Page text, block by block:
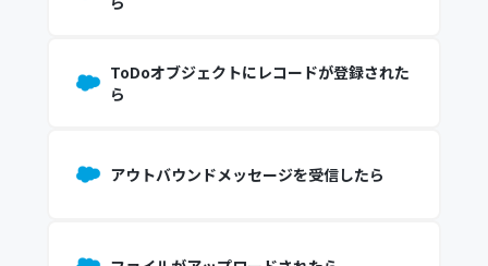
ToDoオブジェクトにレコードが登録された
ら
アウトバウンドメッセージを受信したら